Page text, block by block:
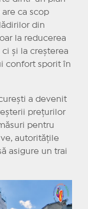
ca scop
din
la reducerea
și la creșterea
confort sporit în
a devenit
prețurilor
pentru
autoritățile
asigure un trai